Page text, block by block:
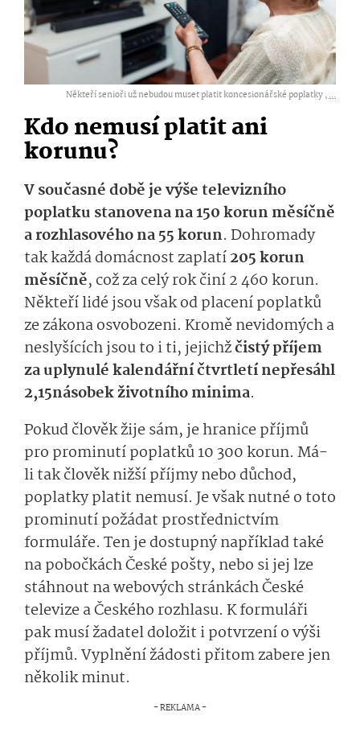
Někteří senioři už nebudou muset platit koncesionářské poplatky ,...
Kdo nemusí platit ani
korunu?
V současné době je výše televizního
poplatku stanovena na 150 korun měsíčně
a rozhlasového na 55 korun. Dohromady
tak každá domácnost zaplatí205 korun
měsíčně, což za celý rok činí 2 460 korun.
Někteří lidé jsou však od placení poplatků
ze zákona osvobozeni. Kromě nevidomých a
neslyšících jsou to i ti, jejichžčistý příjem
za uplynulé kalendářní čtvrtletí nepřesáhl
2,15násobek životního minima.
Pokud člověk žije sám, je hranice příjmů
pro prominutí poplatků 10 300 korun. Má-
li tak člověk nižší příjmy nebo důchod,
poplatky platit nemusí. Je však nutné o toto
prominutí požádat prostřednictvím
formuláře. Ten je dostupný například také
na pobočkách České pošty, nebo si jej lze
stáhnout na webových stránkách České
televize a Českého rozhlasu. K formuláři
pak musí žadatel doložit i potvrzení o výši
příjmů. Vyplnění žádosti přitom zabere jen
několik minut.